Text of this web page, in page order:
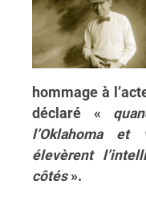
hommage à
déclaré «
l’Oklahoma
élevèrent
côtés».